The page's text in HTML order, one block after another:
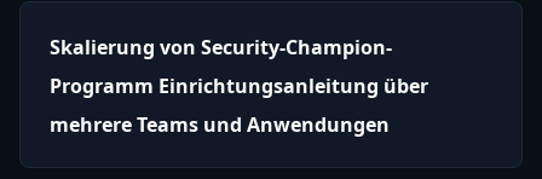
Skalierung von Security-Champion-
Programm Einrichtungsanleitung über
mehrere Teams und Anwendungen